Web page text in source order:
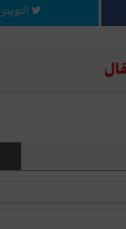
التويتر